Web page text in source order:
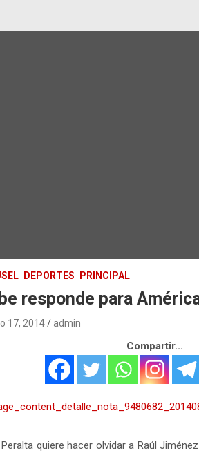
DEPORTES PRINCIPAL
responde para
17, 2014 admin
Compartir...
Peralta quiere hacer olvidar a Raúl